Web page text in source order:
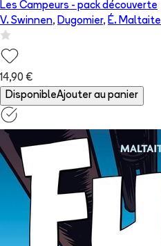
Les Campeurs - pack découverte
V. Swinnen, Dugomier, É. Maltaite
14,90 €
DisponibleAjouter au panier